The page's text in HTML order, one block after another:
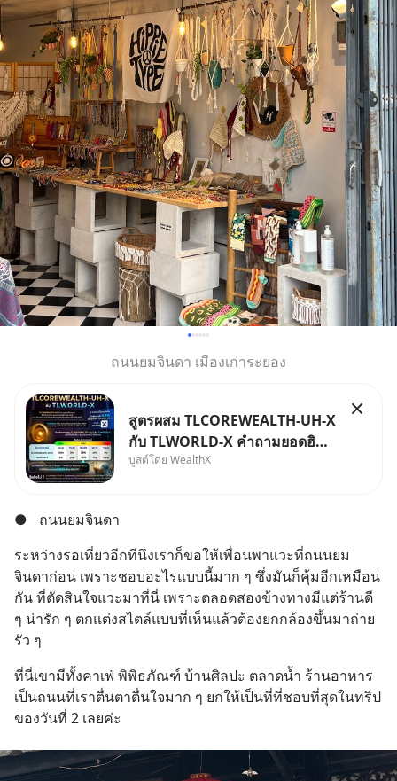
ถนนยมจินดา เมืองเก่าระยอง
สูตรผสม TLCOREWEALTH-UH-X
กับ TLWORLD-X คำถามยอดฮิตที่
คนใช้ WealthX ถามเข้ามา
บูสต์โดย WealthX
●
ถนนยมจินดา
ระหว่างรอเที่ยวอีกทีนึงเราก็ขอให้เพื่อนพาแวะที่ถนนยม
จินดาก่อน เพราะชอบอะไรแบบนี้มาก ๆ ซึ่งมันก็คุ้มอีกเหมือน
กัน ที่ตัดสินใจแวะมาที่นี่ เพราะตลอดสองข้างทางมีแต่ร้านดี
ๆ น่ารัก ๆ ตกแต่งสไตล์แบบที่เห็นแล้วต้องยกกล้องขึ้นมาถ่าย
รัว ๆ
ที่นี่เขามีทั้งคาเฟ่ พิพิธภัณฑ์ บ้านศิลปะ ตลาดน้ำ ร้านอาหาร
เป็นถนนที่เราตื่นตาตื่นใจมาก ๆ ยกให้เป็นที่ที่ชอบที่สุดในทริป
ของวันที่ 2 เลยค่ะ